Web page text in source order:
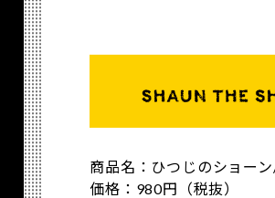
商品名：ひつじのショー
価格：980円（税抜）